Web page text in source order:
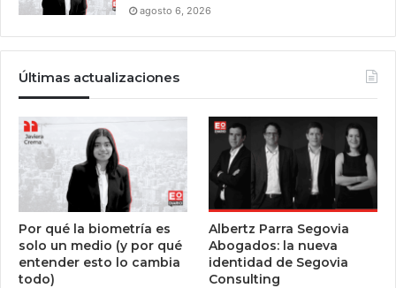
agosto 6, 2026
Últimas actualizaciones
Por qué la biometría es
solo un medio (y por qué
entender esto lo cambia
todo)
Albertz Parra Segovia
Abogados: la nueva
identidad de Segovia
Consulting